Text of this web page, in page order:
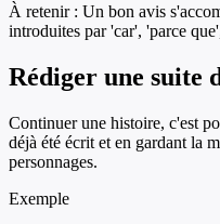
À retenir : Un bon avis
introduites par 'car', 'parce
Rédiger une suite
Continuer une histoire, c'est
déjà été écrit et en gardant la
personnages.
Exemple